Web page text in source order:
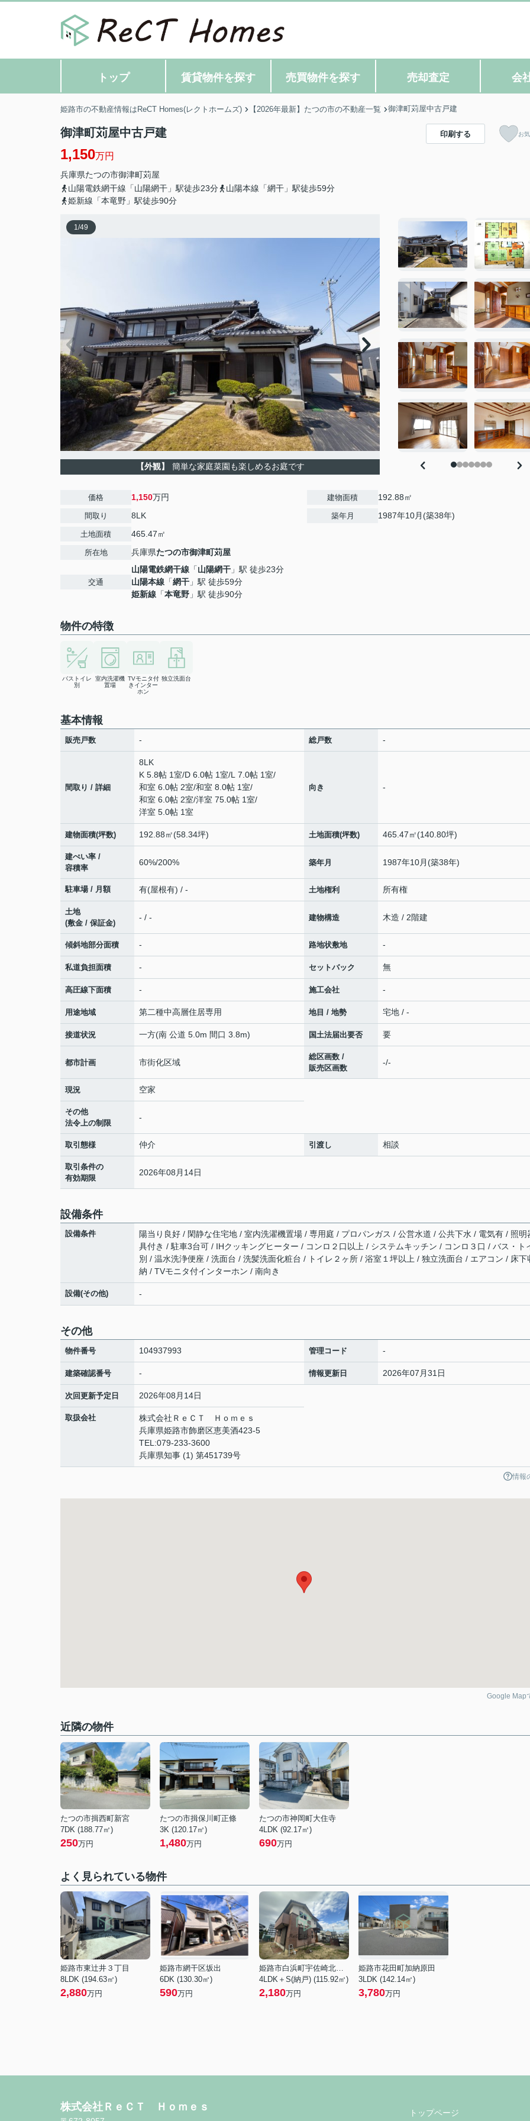
トップ 賃貸物件を探す 売買物件を探す 売却査定 会
姫路市の不動産情報はReCT Homes(レクトホームズ) 【2026年最新】たつの市の不動産一覧 御津町苅屋中古戸建
御津町苅屋中古戸建
1,150万円
兵庫県たつの市御津町苅屋
山陽電鉄網干線「山陽網干」駅徒歩23分
山陽本線「網干」駅徒歩59分
姫新線「本竜野」駅徒歩90分
印刷する お
1/49
【外観】 簡単な家庭菜園も楽しめるお庭です
価格 1,150万円
間取り 8LK
土地面積 465.47㎡
所在地 兵庫県たつの市御津町苅屋
交通
山陽電鉄網干線 「山陽網干 」駅 徒歩23分
山陽本線 「網干 」駅 徒歩59分
姫新線 「本竜野 」駅 徒歩90分
建物面積 192.88㎡
築年月 1987年10月(築38年)
物件の特徴
バストイレ
別
室内洗濯機
置場
TVモニタ付
きインター
ホン
独立洗面台
基本情報
販売戸数 - 総戸数 -
間取り / 詳細
8LK
K 5.8帖 1室/D 6.0帖 1室/L 7.0帖 1室/
和室 6.0帖 2室/和室 8.0帖 1室/
和室 6.0帖 2室/洋室 75.0帖 1室/
洋室 5.0帖 1室
向き -
建物面積(坪数) 192.88㎡(58.34坪) 土地面積(坪数) 465.47㎡(140.80坪)
建ぺい率 /
容積率
60%/200% 築年月 1987年10月(築38年)
駐車場 / 月額 有(屋根有) / - 土地権利 所有権
土地
(敷金 / 保証金)
- / - 建物構造 木造 / 2階建
傾斜地部分面積 - 路地状敷地 -
私道負担面積 - セットバック 無
高圧線下面積 - 施工会社 -
用途地域 第二種中高層住居専用 地目 / 地勢 宅地 / -
接道状況 一方(南 公道 5.0m 間口 3.8m) 国土法届出要否 要
都市計画 市街化区域
総区画数 /
販売区画数
-/-
現況 空家
その他
法令上の制限
-
取引態様 仲介 引渡し 相談
取引条件の
有効期限
2026年08月14日
設備条件
設備条件
陽当り良好 / 閑静な住宅地 / 室内洗濯機置場 / 専用庭 / プロパンガス / 公営水道 / 公共下水 / 電気有 / 照明
具付き / 駐車3台可 / IHクッキングヒーター / コンロ２口以上 / システムキッチン / コンロ３口 / バス・ト
別 / 温水洗浄便座 / 洗面台 / 洗髪洗面化粧台 / トイレ２ヶ所 / 浴室１坪以上 / 独立洗面台 / エアコン / 床下
納 / TVモニタ付インターホン / 南向き
設備(その他) -
その他
物件番号 104937993 管理コード -
建築確認番号 - 情報更新日 2026年07月31日
次回更新予定日 2026年08月14日
取扱会社
株式会社ＲｅＣＴ Ｈｏｍｅｓ
兵庫県姫路市飾磨区恵美酒423-5
TEL:079-233-3600
兵庫県知事 (1) 第451739号
情報
Google Map
近隣の物件
たつの市揖西町新宮
7DK (188.77㎡)
250万円
たつの市揖保川町正條
3K (120.17㎡)
1,480万円
たつの市神岡町大住寺
4LDK (92.17㎡)
690万円
よく見られている物件
姫路市東辻井３丁目
8LDK (194.63㎡)
2,880万円
姫路市網干区坂出
6DK (130.30㎡)
590万円
姫路市白浜町宇佐崎北１丁目
4LDK＋S(納戸) (115.92㎡)
2,180万円
姫路市花田町加納原田
3LDK (142.14㎡)
3,780万円
株式会社ＲｅＣＴ Ｈｏｍｅｓ トップページ